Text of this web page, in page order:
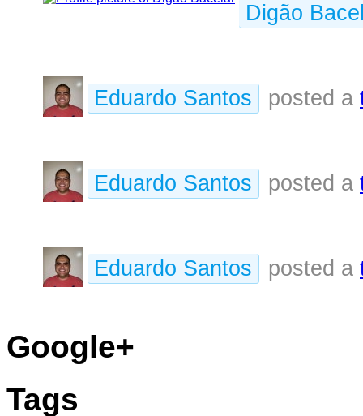
Digão
Eduardo Santos posted a
Eduardo Santos posted a
Eduardo Santos posted a
Google+
Tags